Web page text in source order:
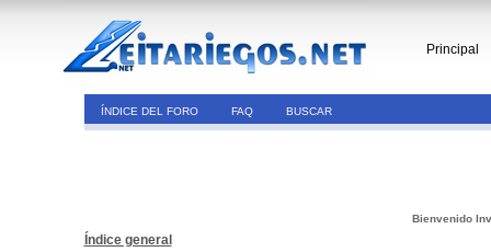
Principal
ÍNDICE DEL FORO FAQ BUSCAR
Bienvenido
Índice general